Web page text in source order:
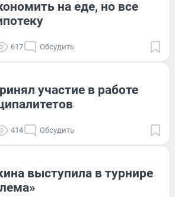
на еде, но все
617 Обсудить
участие в работе
414 Обсудить
выступила в турнире